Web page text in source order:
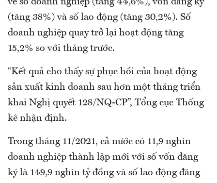
về số doanh nghiệp (tăng 44,6%), vốn đăng ký
(tăng 38%) và số lao động (tăng 30,2%). Số
doanh nghiệp quay trở lại hoạt động tăng
15,2% so với tháng trước.
“Kết quả cho thấy sự phục hồi của hoạt động
sản xuất kinh doanh sau hơn một tháng triển
khai Nghị quyết 128/NQ-CP”, Tổng cục Thống
kê nhận định.
Trong tháng 11/2021, cả nước có 11,9 nghìn
doanh nghiệp thành lập mới với số vốn đăng
ký là 149,9 nghìn tỷ đồng và số lao động đăng